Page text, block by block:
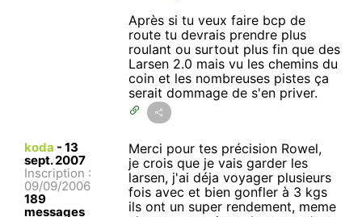
Après si tu veux faire bcp de
route tu devrais prendre plus
roulant ou surtout plus fin que des
Larsen 2.0 mais vu les chemins du
coin et les nombreuses pistes ça
serait dommage de s'en priver.
koda - 13
sept. 2007
Inscription :
09/09/2006
189
messages
Merci pour tes précision Rowel,
je crois que je vais garder les
larsen, j'ai déja voyager plusieurs
fois avec et bien gonfler à 3 kgs
ils ont un super rendement, meme